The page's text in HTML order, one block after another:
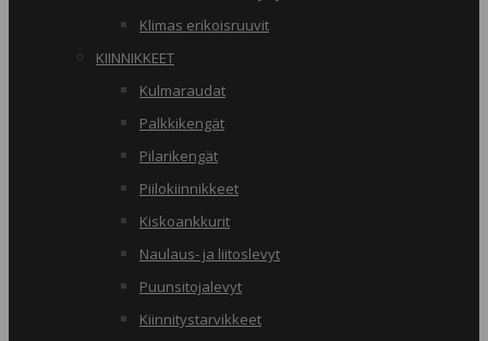
Klimas erikoisruuvit
KIINNIKKEET
Kulmaraudat
Palkkikengät
Pilarikengät
Piilokiinnikkeet
Kiskoankkurit
Naulaus- ja liitoslevyt
Puunsitojalevyt
Kiinnitystarvikkeet